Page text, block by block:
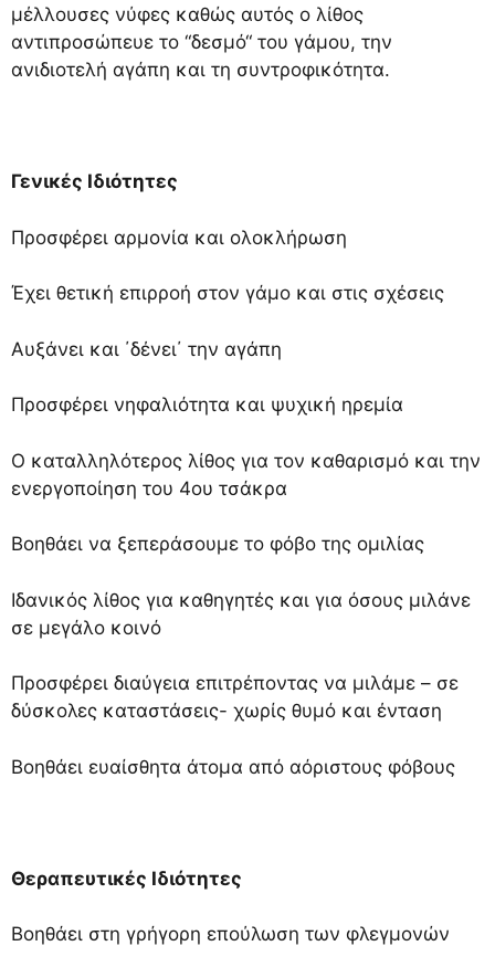
μέλλουσες νύφες καθώς αυτός ο λίθος
αντιπροσώπευε το “δεσμό“ του γάμου, την
ανιδιοτελή αγάπη και τη συντροφικότητα.
Γενικές Ιδιότητες
Προσφέρει αρμονία και ολοκλήρωση
Έχει θετική επιρροή στον γάμο και στις σχέσεις
Αυξάνει και ΄δένει΄ την αγάπη
Προσφέρει νηφαλιότητα και ψυχική ηρεμία
Ο καταλληλότερος λίθος για τον καθαρισμό και την
ενεργοποίηση του 4ου τσάκρα
Βοηθάει να ξεπεράσουμε το φόβο της ομιλίας
Ιδανικός λίθος για καθηγητές και για όσους μιλάνε
σε μεγάλο κοινό
Προσφέρει διαύγεια επιτρέποντας να μιλάμε – σε
δύσκολες καταστάσεις- χωρίς θυμό και ένταση
Βοηθάει ευαίσθητα άτομα από αόριστους φόβους
Θεραπευτικές Ιδιότητες
Βοηθάει στη γρήγορη επούλωση των φλεγμονών